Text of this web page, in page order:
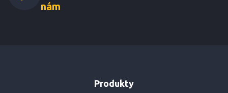
nám
Produkty